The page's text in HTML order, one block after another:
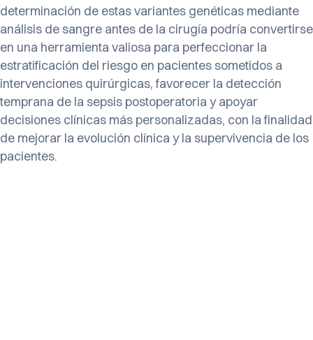
determinación de estas variantes genéticas mediante
análisis de sangre antes de la cirugía podría convertirse
en una herramienta valiosa para perfeccionar la
estratificación del riesgo en pacientes sometidos a
intervenciones quirúrgicas, favorecer la detección
temprana de la sepsis postoperatoria y apoyar
decisiones clínicas más personalizadas, con la finalidad
de mejorar la evolución clínica y la supervivencia de los
pacientes.